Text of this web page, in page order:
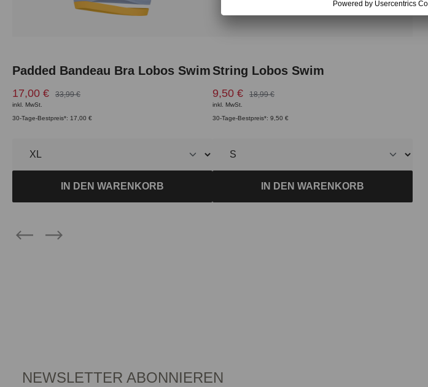
Padded Bandeau Bra Lobos Swim
17,00 € 33,99 €
inkl. MwSt.
30-Tage-Bestpreis*: 17,00 €
IN DEN WARENKORB
String Lobos Swim
9,50 € 18,99 €
inkl. MwSt.
30-Tage-Bestpreis*: 9,50 €
IN DEN WARENKORB
NEWSLETTER ABONNIEREN